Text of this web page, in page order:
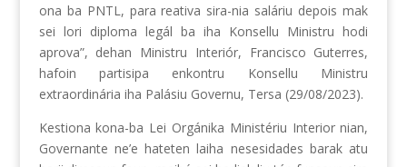
ona ba PNTL, para reativa sira-nia saláriu depois mak
sei lori diploma legál ba iha Konsellu Ministru hodi
aprova”, dehan Ministru Interiór, Francisco Guterres,
hafoin partisipa enkontru Konsellu Ministru
extraordinária iha Palásiu Governu, Tersa (29/08/2023).
Kestiona kona-ba Lei Orgánika Ministériu Interior nian,
Governante ne’e hateten laiha nesesidades barak atu